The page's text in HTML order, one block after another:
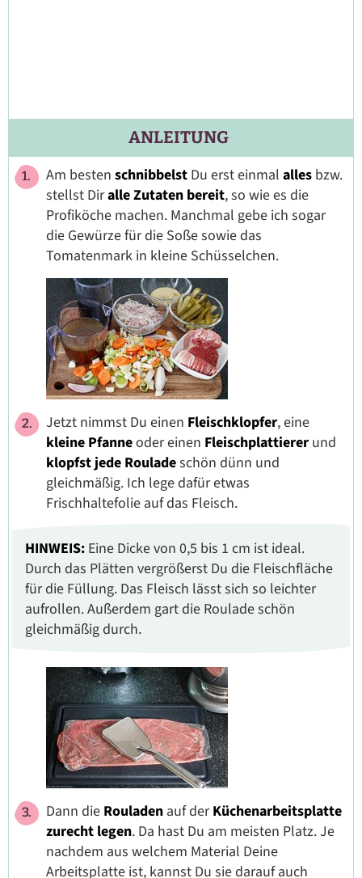
ANLEITUNG
Am besten schnibbelst Du erst einmal alles bzw.
stellst Diralle Zutaten bereit, so wie es die
Profiköche machen. Manchmal gebe ich sogar
die Gewürze für die Soße sowie das
Tomatenmark in kleine Schüsselchen.
Jetzt nimmst Du einen Fleischklopfer, eine
kleine Pfanneoder einen Fleischplattierer und
klopfst jede Rouladeschön dünn und
gleichmäßig. Ich lege dafür etwas
Frischhaltefolie auf das Fleisch.
HINWEIS: Eine Dicke von 0,5 bis 1 cm ist ideal.
Durch das Plätten vergrößerst Du die Fleischfläche
für die Füllung. Das Fleisch lässt sich so leichter
aufrollen. Außerdem gart die Roulade schön
gleichmäßig durch.
Dann die Rouladen auf derKüchenarbeitsplatte
zurecht legen. Da hast Du am meisten Platz. Je
nachdem aus welchem Material Deine
Arbeitsplatte ist, kannst Du sie darauf auch